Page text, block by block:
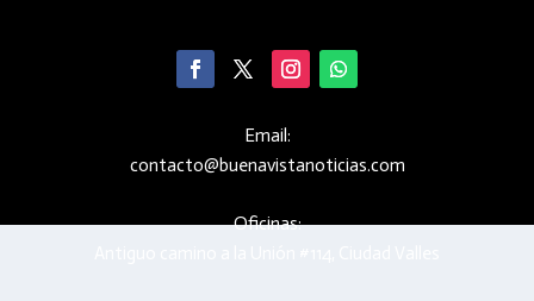
Email:
contacto@buenavistanoticias.com
Oficinas: